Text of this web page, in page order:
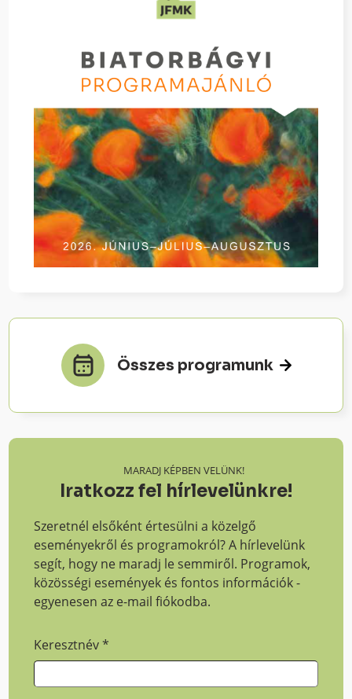
Összes programunk
MARADJ KÉPBEN VELÜNK!
Iratkozz fel hírlevelünkre!
Szeretnél elsőként értesülni a közelgő
eseményekről és programokról? A hírlevelünk
segít, hogy ne maradj le semmiről. Programok,
közösségi események és fontos információk -
egyenesen az e-mail fiókodba.
Keresztnév*